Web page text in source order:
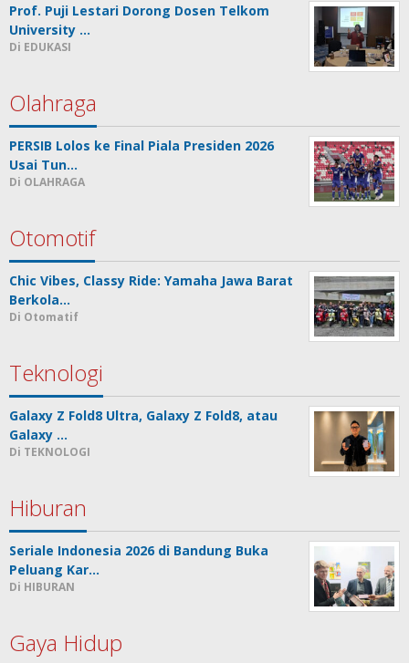
Prof. Puji Lestari Dorong Dosen Telkom
University …
Di EDUKASI
Olahraga
PERSIB Lolos ke Final Piala Presiden 2026
Usai Tun…
Di OLAHRAGA
Otomotif
Chic Vibes, Classy Ride: Yamaha Jawa Barat
Berkola…
Di Otomatif
Teknologi
Galaxy Z Fold8 Ultra, Galaxy Z Fold8, atau
Galaxy …
Di TEKNOLOGI
Hiburan
Seriale Indonesia 2026 di Bandung Buka
Peluang Kar…
Di HIBURAN
Gaya Hidup